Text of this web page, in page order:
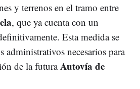
y terrenos en el tramo entre
, que ya cuenta con un
Esta medida se
administrativos necesarios para
de la futuraAutovía de